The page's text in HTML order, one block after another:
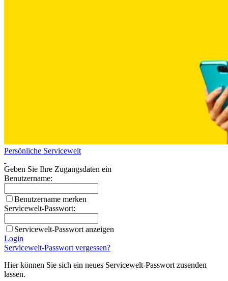
Persönliche Servicewelt
Geben Sie Ihre Zugangsdaten ein
Benutzername:
Benutzername merken
Servicewelt-Passwort:
Servicewelt-Passwort anzeigen
Login
Servicewelt-Passwort vergessen?
Hier können Sie sich ein neues Servicewelt-Passwort zusenden
lassen.